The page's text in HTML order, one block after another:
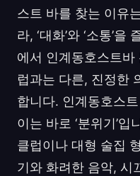
스트 바를 찾는 이유
라, ‘대화’와 ‘소통’
에서 인계동호스트바
럽과는 다른, 진정한
합니다. 인계동호스
이는 바로 ‘분위기’
클럽이나 대형 술집
기와 화려한 음악, 시